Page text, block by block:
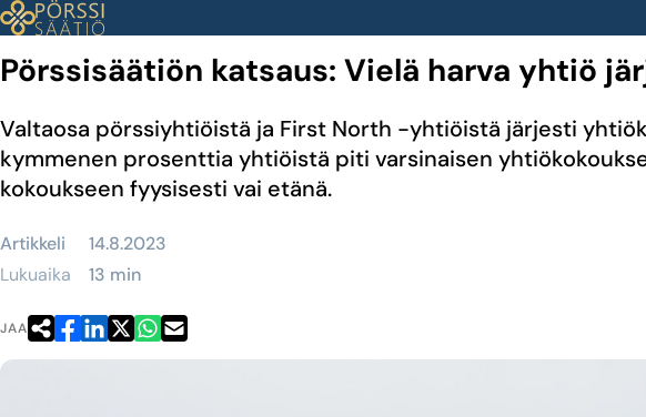
Siirry
sisältöön
Pörssisäätiön katsaus: Vielä harva yhtiö
Valtaosa pörssiyhtiöistä ja First North -yhtiöistä järjesti
kymmenen prosenttia yhtiöistä piti varsinaisen
kokoukseen fyysisesti vai etänä.
Artikkeli
14.8.2023
Lukuaika
13 min
JAA